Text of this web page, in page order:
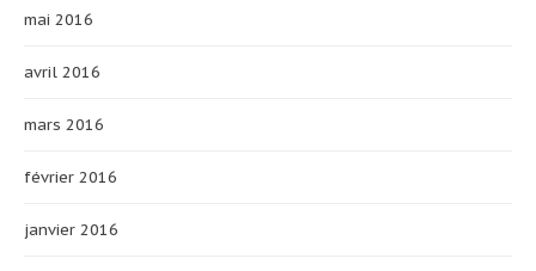
mai 2016
avril 2016
mars 2016
février 2016
janvier 2016